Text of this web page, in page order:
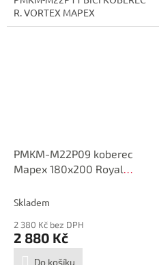
R. VORTEX MAPEX
PMKM-M22P09 koberec
Mapex 180x200 Royal
Skladem
2 380 Kč bez DPH
2 880 Kč
Do košíku